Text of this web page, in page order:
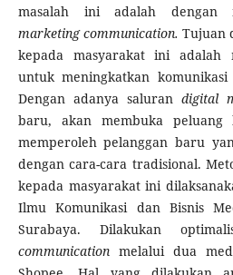
masalah ini adalah dengan
marketing communication. Tujuan
kepada masyarakat ini adalah
untuk meningkatkan komunikasi
Dengan adanya salurandigital
baru, akan membuka peluang
memperoleh pelanggan baru
dengan cara-cara tradisional.
kepada masyarakat ini
Ilmu Komunikasi dan Bisnis
Surabaya. Dilakukan
communicationmelalui dua